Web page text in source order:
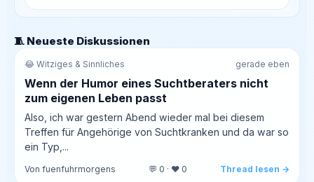
🧵 Neueste Diskussionen
😂 Witziges & Sinnliches gerade eben
Wenn der Humor eines Suchtberaters nicht
zum eigenen Leben passt
Also, ich war gestern Abend wieder mal bei diesem
Treffen für Angehörige von Suchtkranken und da war so
ein Typ,...
Von fuenfuhrmorgens 💬 0 · ❤️ 0 Thread lesen →